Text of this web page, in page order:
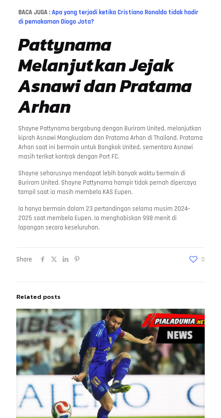
BACA JUGA :Apa yang terjadi ketika Cristiano Ronaldo tidak hadir
di pemakaman Diogo Jota?
Pattynama
Melanjutkan Jejak
Asnawi dan Pratama
Arhan
Shayne Pattynama bergabung dengan Buriram United, melanjutkan
kiprah Asnawi Mangkualam dan Pratama Arhan di Thailand. Pratama
Arhan saat ini bermain untuk Bangkok United, sementara Asnawi
masih terikat kontrak dengan Port FC.
Shayne seharusnya mendapat lebih banyak waktu bermain di
Buriram United. Shayne Pattynama hampir tidak pernah dipercaya
tampil saat ia masih membela KAS Eupen.
Ia hanya bermain dalam 23 pertandingan selama musim 2024–
2025 saat membela Eupen. Ia menghabiskan 998 menit di
lapangan secara keseluruhan.
Share 0
Related posts